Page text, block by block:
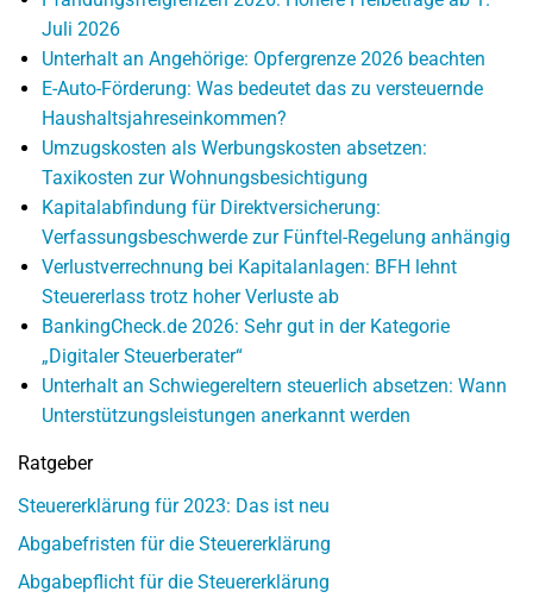
Juli 2026
Unterhalt an Angehörige: Opfergrenze 2026 beachten
E-Auto-Förderung: Was bedeutet das zu versteuernde
Haushaltsjahreseinkommen?
Umzugskosten als Werbungskosten absetzen:
Taxikosten zur Wohnungsbesichtigung
Kapitalabfindung für Direktversicherung:
Verfassungsbeschwerde zur Fünftel-Regelung anhängig
Verlustverrechnung bei Kapitalanlagen: BFH lehnt
Steuererlass trotz hoher Verluste ab
BankingCheck.de 2026: Sehr gut in der Kategorie
„Digitaler Steuerberater“
Unterhalt an Schwiegereltern steuerlich absetzen: Wann
Unterstützungsleistungen anerkannt werden
Ratgeber
Steuererklärung für 2023: Das ist neu
Abgabefristen für die Steuererklärung
Abgabepflicht für die Steuererklärung